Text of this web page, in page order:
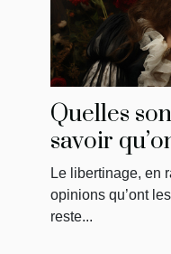
Quelles
savoir
libertine ?
Le libertinage, en
opinions qu’ont
reste...